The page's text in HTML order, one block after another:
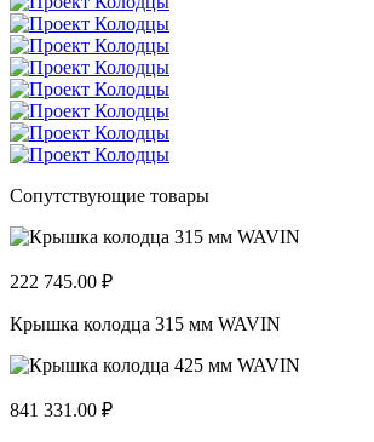
Сопутствующие товары
222 745.00 ₽
Крышка колодца 315 мм WAVIN
841 331.00 ₽